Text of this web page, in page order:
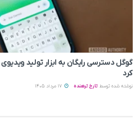
کرد
نوشته شده توسط تارخ ترهنده